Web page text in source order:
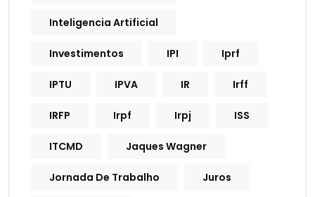
Inteligencia Artificial
Investimentos IPI Iprf
IPTU IPVA IR Irff
IRFP Irpf Irpj ISS
ITCMD Jaques Wagner
Jornada De Trabalho Juros